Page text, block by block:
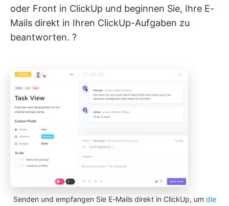
oder Front in ClickUp und beginnen Sie, Ihre E-
Mails direkt in Ihren ClickUp-Aufgaben zu
beantworten. ?
Senden und empfangen Sie E-Mails direkt in ClickUp, um die